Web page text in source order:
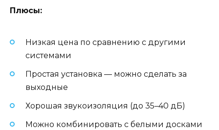
Плюсы:
Низкая цена по сравнению с другими
системами
Простая установка — можно сделать за
выходные
Хорошая звукоизоляция (до 35–40 дБ)
Можно комбинировать с белыми досками